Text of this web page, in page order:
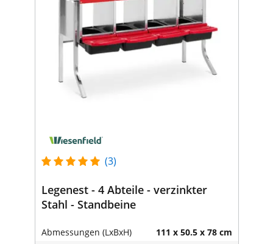
(3)
Legenest - 4 Abteile - verzinkter
Stahl - Standbeine
Abmessungen (LxBxH) 111 x 50.5 x 78 cm